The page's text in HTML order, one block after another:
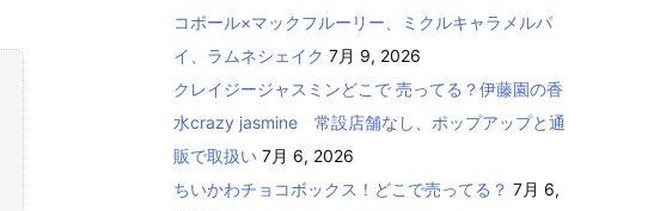
コボール×マックフルーリー、ミクルキャラメルパ
イ、ラムネシェイク 7月 9, 2026
クレイジージャスミンどこで 売ってる？伊藤園の香
水crazy jasmine 常設店舗なし、ポップアップと通
販で取扱い 7月 6, 2026
ちいかわチョコボックス！どこで売ってる？ 7月 6,